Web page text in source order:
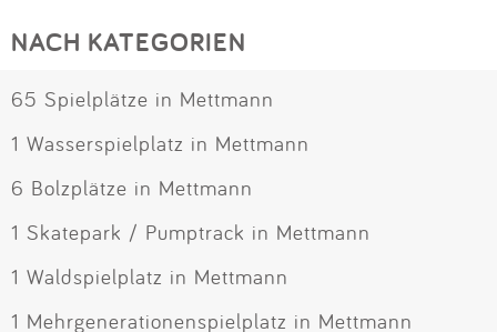
NACH KATEGORIEN
65 Spielplätze in Mettmann
1 Wasserspielplatz in Mettmann
6 Bolzplätze in Mettmann
1 Skatepark / Pumptrack in Mettmann
1 Waldspielplatz in Mettmann
1 Mehrgenerationenspielplatz in Mettmann